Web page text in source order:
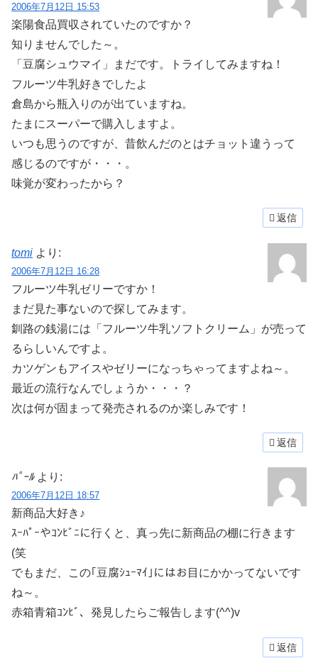
2006年7月12日 15:53
楽陽食品買収されていたのですか？
知りませんでした～。
「豆腐シュウマイ」まだです。トライしてみますね！
フルーツ牛乳好きでしたよ
倉島から瓶入りのが出ていますね。
たまにスーパーで購入しますよ。
いつも思うのですが、昔飲んだのとはチョット違うって
感じるのですが・・・。
味覚が変わったから？
返信
tomi より:
2006年7月12日 16:28
フルーツ牛乳ゼリーですか！
まだ見た事ないので探してみます。
釧路の銭湯には「フルーツ牛乳ソフトクリーム」が売って
るらしいんですよ。
カツゲンもアイスやゼリーになっちゃってますよね～。
最近の流行なんでしょうか・・・？
次は何が固まって発売されるのか楽しみです！
返信
ﾊﾟｰﾙ より:
2006年7月12日 18:57
新商品大好き♪
ｽｰﾊﾟｰやｺﾝﾋﾞﾆに行くと、真っ先に新商品の棚に行きます
(笑
でもまだ、この｢豆腐ｼｭｰﾏｲ｣にはお目にかかってないです
ね～。
赤箱青箱ｺﾝﾋﾞ、発見したらご報告します(^^)v
返信